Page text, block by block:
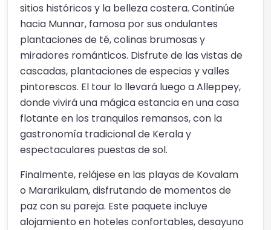
sitios históricos y la belleza costera. Continúe
hacia Munnar, famosa por sus ondulantes
plantaciones de té, colinas brumosas y
miradores románticos. Disfrute de las vistas de
cascadas, plantaciones de especias y valles
pintorescos. El tour lo llevará luego a Alleppey,
donde vivirá una mágica estancia en una casa
flotante en los tranquilos remansos, con la
gastronomía tradicional de Kerala y
espectaculares puestas de sol.
Finalmente, relájese en las playas de Kovalam
o Mararikulam, disfrutando de momentos de
paz con su pareja. Este paquete incluye
alojamiento en hoteles confortables, desayuno